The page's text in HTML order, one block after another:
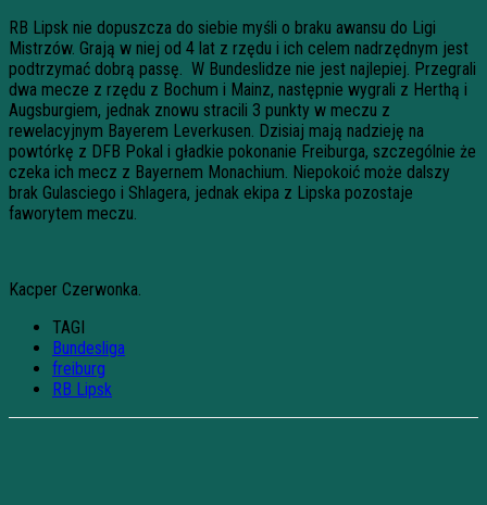
RB Lipsk nie dopuszcza do siebie myśli o braku awansu do Ligi
Mistrzów. Grają w niej od 4 lat z rzędu i ich celem nadrzędnym jest
podtrzymać dobrą passę. W Bundeslidze nie jest najlepiej. Przegrali
dwa mecze z rzędu z Bochum i Mainz, następnie wygrali z Herthą i
Augsburgiem, jednak znowu stracili 3 punkty w meczu z
rewelacyjnym Bayerem Leverkusen. Dzisiaj mają nadzieję na
powtórkę z DFB Pokal i gładkie pokonanie Freiburga, szczególnie że
czeka ich mecz z Bayernem Monachium. Niepokoić może dalszy
brak Gulasciego i Shlagera, jednak ekipa z Lipska pozostaje
faworytem meczu.
Kacper Czerwonka.
TAGI
Bundesliga
freiburg
RB Lipsk